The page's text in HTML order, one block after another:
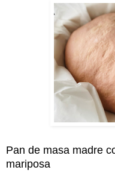
Pan de masa madre
mariposa